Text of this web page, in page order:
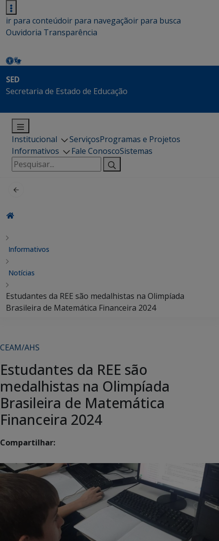
ir para conteúdoir para navegaçãoir para busca
Ouvidoria Transparência
SED
Secretaria de Estado de Educação
Institucional ServiçosProgramas e Projetos
Informativos
Fale ConoscoSistemas
Pesquisar
por:
Informativos
Notícias
Estudantes da REE são medalhistas na Olimpíada
Brasileira de Matemática Financeira 2024
CEAM/AHS
Estudantes da REE são
medalhistas na Olimpíada
Brasileira de Matemática
Financeira 2024
Compartilhar: